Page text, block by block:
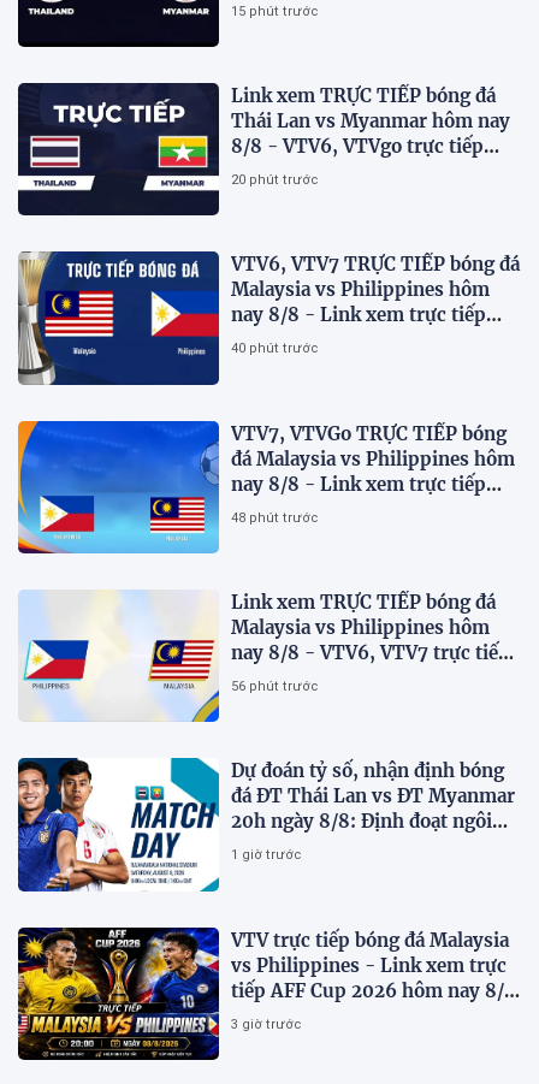
15 phút trước
Link xem TRỰC TIẾP bóng đá
Thái Lan vs Myanmar hôm nay
8/8 - VTV6, VTVgo trực tiếp
AFF Cup 2026
20 phút trước
VTV6, VTV7 TRỰC TIẾP bóng đá
Malaysia vs Philippines hôm
nay 8/8 - Link xem trực tiếp
AFF Cup 2026 mới nhất
40 phút trước
VTV7, VTVGo TRỰC TIẾP bóng
đá Malaysia vs Philippines hôm
nay 8/8 - Link xem trực tiếp
AFF Cup 2026 mới nhất
48 phút trước
Link xem TRỰC TIẾP bóng đá
Malaysia vs Philippines hôm
nay 8/8 - VTV6, VTV7 trực tiếp
AFF Cup 2026
56 phút trước
Dự đoán tỷ số, nhận định bóng
đá ĐT Thái Lan vs ĐT Myanmar
20h ngày 8/8: Định đoạt ngôi
đầu bảng
1 giờ trước
VTV trực tiếp bóng đá Malaysia
vs Philippines - Link xem trực
tiếp AFF Cup 2026 hôm nay 8/8
trên VTV7
3 giờ trước